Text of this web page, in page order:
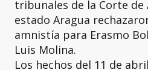
tribunales de la Corte de
estado Aragua
amnistía para Erasmo
Luis Molina.
Los hechos del 11 de